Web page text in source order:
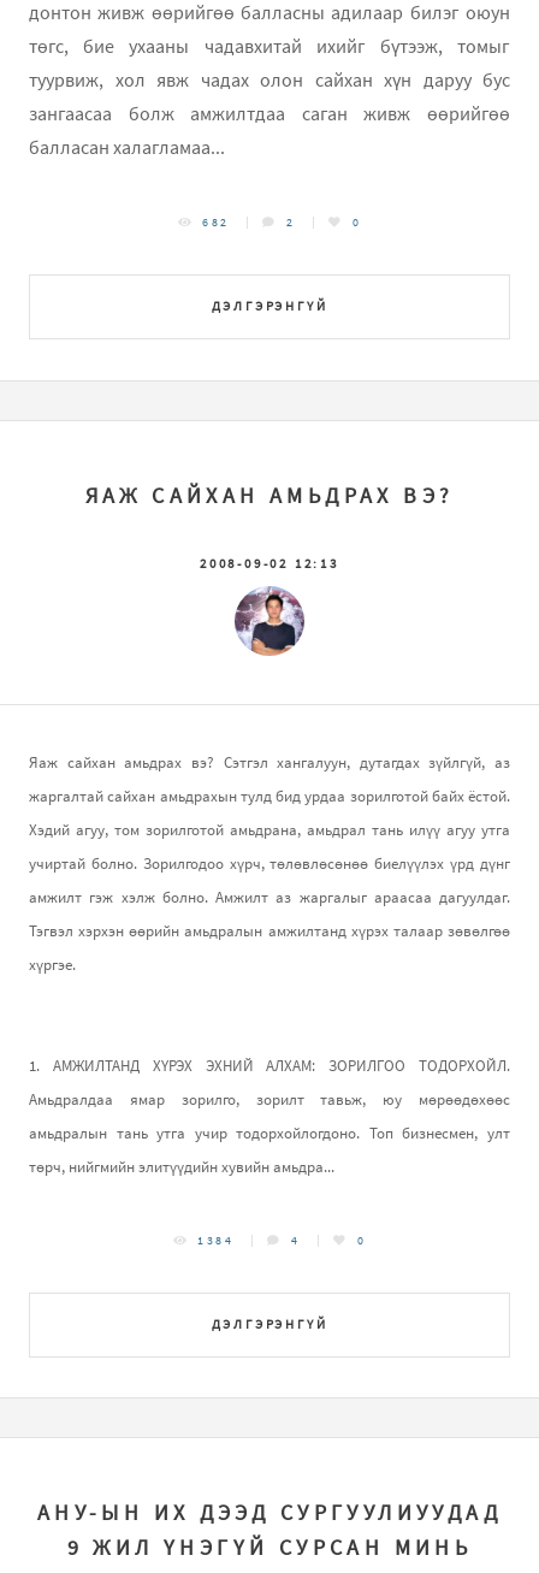
донтон живж өөрийгөө балласны адилаар билэг оюун
төгс, бие ухааны чадавхитай ихийг бүтээж, томыг
туурвиж, хол явж чадах олон сайхан хүн даруу бус
зангаасаа болж амжилтдаа саган живж өөрийгөө
балласан халагламаа...
ДЭЛГЭРЭНГҮЙ
682 2 0
ЯАЖ САЙХАН АМЬДРАХ ВЭ?
2008-09-02 12:13
Яаж сайхан амьдрах вэ? Сэтгэл хангалуун, дутагдах зүйлгүй, аз
жаргалтай сайхан амьдрахын тулд бид урдаа зорилготой байх ёстой.
Хэдий агуу, том зорилготой амьдрана, амьдрал тань илүү агуу утга
учиртай болно. Зорилгодоо хүрч, төлөвлөсөнөө биелүүлэх үрд дүнг
амжилт гэж хэлж болно. Амжилт аз жаргалыг араасаа дагуулдаг.
Тэгвэл хэрхэн өөрийн амьдралын амжилтанд хүрэх талаар зөвөлгөө
хүргэе.
1. АМЖИЛТАНД ХҮРЭХ ЭХНИЙ АЛХАМ: ЗОРИЛГОО ТОДОРХОЙЛ.
Амьдралдаа ямар зорилго, зорилт тавьж, юу мөрөөдөхөөс
амьдралын тань утга учир тодорхойлогдоно. Топ бизнесмен, улт
төрч, нийгмийн элитүүдийн хувийн амьдра...
ДЭЛГЭРЭНГҮЙ
1384 4 0
АНУ-ЫН ИХ ДЭЭД СУРГУУЛИУУДАД
9 ЖИЛ ҮНЭГҮЙ СУРСАН МИНЬ